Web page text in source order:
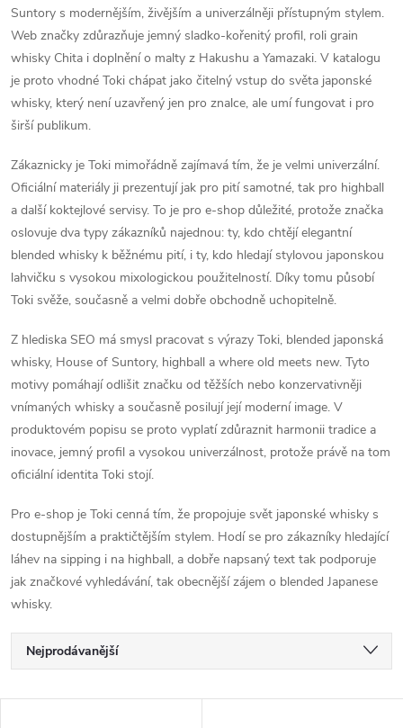
Suntory s modernějším, živějším a univerzálněji přístupným stylem.
Web značky zdůrazňuje jemný sladko-kořenitý profil, roli grain
whisky Chita i doplnění o malty z Hakushu a Yamazaki. V katalogu
je proto vhodné Toki chápat jako čitelný vstup do světa japonské
whisky, který není uzavřený jen pro znalce, ale umí fungovat i pro
širší publikum.
Zákaznicky je Toki mimořádně zajímavá tím, že je velmi univerzální.
Oficiální materiály ji prezentují jak pro pití samotné, tak pro highball
a další koktejlové servisy. To je pro e-shop důležité, protože značka
oslovuje dva typy zákazníků najednou: ty, kdo chtějí elegantní
blended whisky k běžnému pití, i ty, kdo hledají stylovou japonskou
lahvičku s vysokou mixologickou použitelností. Díky tomu působí
Toki svěže, současně a velmi dobře obchodně uchopitelně.
Z hlediska SEO má smysl pracovat s výrazy Toki, blended japonská
whisky, House of Suntory, highball a where old meets new. Tyto
motivy pomáhají odlišit značku od těžších nebo konzervativněji
vnímaných whisky a současně posilují její moderní image. V
produktovém popisu se proto vyplatí zdůraznit harmonii tradice a
inovace, jemný profil a vysokou univerzálnost, protože právě na tom
oficiální identita Toki stojí.
Pro e-shop je Toki cenná tím, že propojuje svět japonské whisky s
dostupnějším a praktičtějším stylem. Hodí se pro zákazníky hledající
láhev na sipping i na highball, a dobře napsaný text tak podporuje
jak značkové vyhledávání, tak obecnější zájem o blended Japanese
whisky.
Ř
a
Nejprodávanější